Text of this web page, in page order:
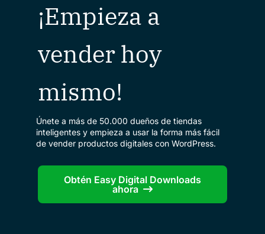
¡Empieza a
vender hoy
mismo!
Únete a más de 50.000 dueños de tiendas
inteligentes y empieza a usar la forma más fácil
de vender productos digitales con WordPress.
Obtén Easy Digital Downloads
ahora